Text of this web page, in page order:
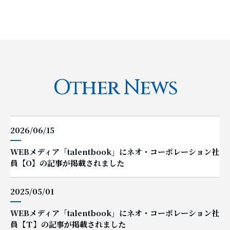
Other News
2026/06/15
WEBメディア「talentbook」にネオ・コーポレーション社
員【O】の記事が掲載されました
2025/05/01
WEBメディア「talentbook」にネオ・コーポレーション社
員【Ｔ】の記事が掲載されました